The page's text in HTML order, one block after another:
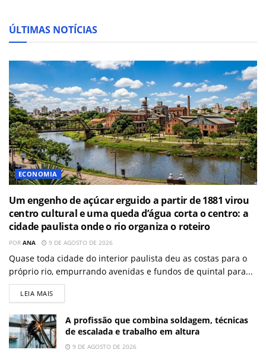
ÚLTIMAS NOTÍCIAS
ECONOMIA
Um engenho de açúcar erguido a partir de 1881 virou
centro cultural e uma queda d’água corta o centro: a
cidade paulista onde o rio organiza o roteiro
POR ANA 9 DE AGOSTO DE 2026
Quase toda cidade do interior paulista deu as costas para o
próprio rio, empurrando avenidas e fundos de quintal para...
LEIA MAIS
A profissão que combina soldagem, técnicas
de escalada e trabalho em altura
9 DE AGOSTO DE 2026